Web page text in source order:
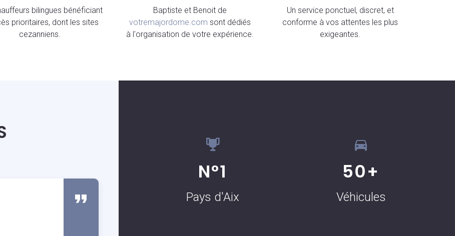
bilingues bénéficiant
prioritaires, dont les sites
cezanniens.
Baptiste et Benoit de
votremajordome.com sont dédiés
à l'organisation de votre expérience.
Un service ponctuel, discret, et
conforme à vos attentes les plus
exigeantes.
Carmen Patton Mary Johnson
N°1
Pays d'Aix
50+
Véhicules